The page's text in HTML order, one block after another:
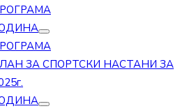
ЗА СПОРТСКИ НАСТАНИ ЗА